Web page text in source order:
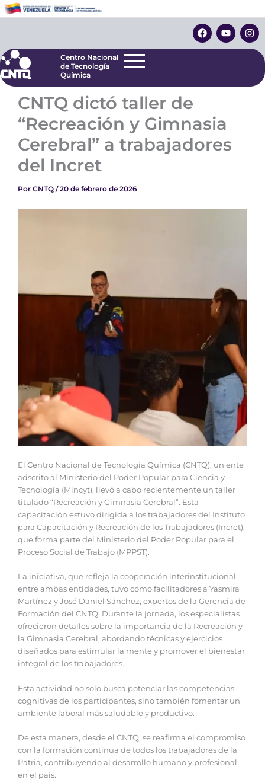
al
F
a
c
o
Y
o
u
e
I
n
s
r
Centro Nacional
de Tecnología
Centro Nacional
de Tecnología
Química
CNTQ dictó taller de
“Recreación y Gimnasia
Cerebral” a trabajadores
del Incret
Por CNTQ /20 de febrero de 2026
El Centro Nacional de Tecnología Química (CNTQ), un ente
adscrito al Ministerio del Poder Popular para Ciencia y
Tecnología (Mincyt), llevó a cabo recientemente un taller
titulado “Recreación y Gimnasia Cerebral”. Esta
capacitación estuvo dirigida a los trabajadores del Instituto
para Capacitación y Recreación de los Trabajadores (Incret),
que forma parte del Ministerio del Poder Popular para el
Proceso Social de Trabajo (MPPST).
La iniciativa, que refleja la cooperación interinstitucional
entre ambas entidades, tuvo como facilitadores a Yasmira
Martínez y José Daniel Sánchez, expertos de la Gerencia de
Formación del CNTQ. Durante la jornada, los especialistas
ofrecieron detalles sobre la importancia de la Recreación y
la Gimnasia Cerebral, abordando técnicas y ejercicios
diseñados para estimular la mente y promover el bienestar
integral de los trabajadores.
Esta actividad no solo busca potenciar las competencias
cognitivas de los participantes, sino también fomentar un
ambiente laboral más saludable y productivo.
De esta manera, desde el CNTQ, se reafirma el compromiso
con la formación continua de todos los trabajadores de la
Patria, contribuyendo al desarrollo humano y profesional
en el país.